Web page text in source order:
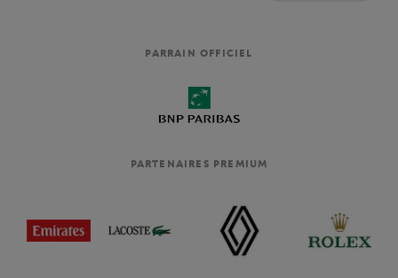
PARRAIN OFFICIEL
PARTENAIRES PREMIUM